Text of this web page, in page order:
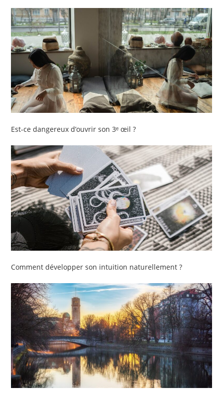
Est-ce dangereux d’ouvrir son 3ᵉ œil ?
Comment développer son intuition naturellement ?